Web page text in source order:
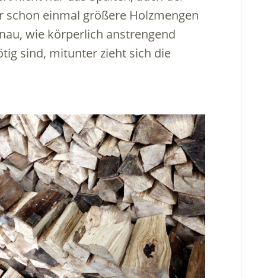
einmal größere Holzmengen
wie körperlich anstrengend
sind, mitunter zieht sich die